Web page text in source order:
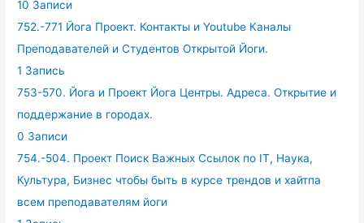
10 Записи
752.-771 Йога Проект. Контакты и Youtube Каналы
Преподавателей и Студентов Открытой Йоги.
1 Запись
753-570. Йога и Проект Йога Центры. Адреса. Открытие и
поддержание в городах.
0 Записи
754.-504. Проект Поиск Важных Ссылок по IT, Наука,
Культура, Бизнес чтобы быть в курсе трендов и хайтпа
всем преподавателям йоги